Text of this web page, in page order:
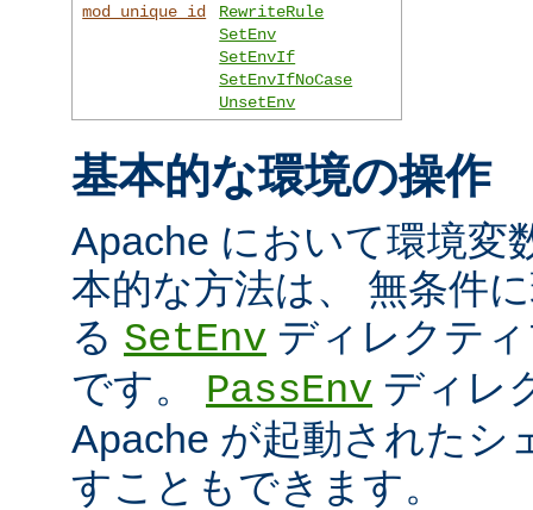
mod_unique_id
RewriteRule
SetEnv
SetEnvIf
SetEnvIfNoCase
UnsetEnv
基本的な環境の操作
Apache において環境変
本的な方法は、 無条件
る SetEnv ディレクテ
です。 PassEnv ディレ
Apache が起動されたシ
すこともできます。